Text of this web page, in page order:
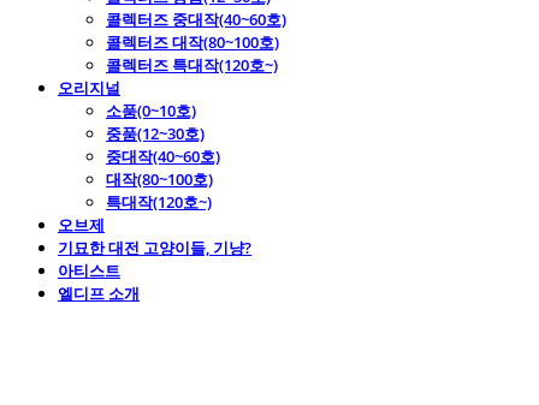
콜렉터즈 중대작(40~60호)
콜렉터즈 대작(80~100호)
콜렉터즈 특대작(120호~)
오리지널
소품(0~10호)
중품(12~30호)
중대작(40~60호)
대작(80~100호)
특대작(120호~)
오브제
기묘한 대전 고양이들, 기냥?
아티스트
엘디프 소개